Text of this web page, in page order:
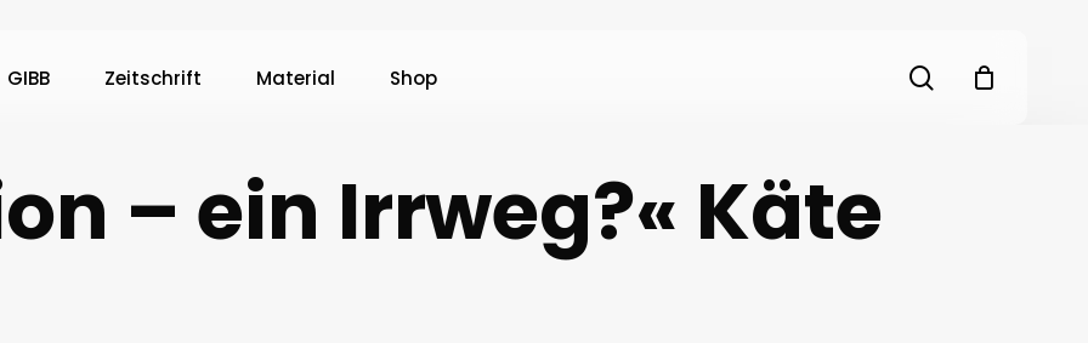
GIBB Zeitschrift Material Shop search
– ein Irrweg?« Käte